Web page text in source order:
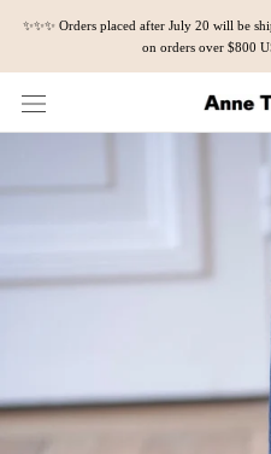
content
✨✨✨ Orders placed after July 20 will be
on orders over $800